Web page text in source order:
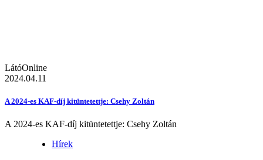
LátóOnline
2024.04.11
A 2024-es KAF-díj kitüntetettje: Csehy Zoltán
A 2024-es KAF-díj kitüntetettje: Csehy Zoltán
Hírek